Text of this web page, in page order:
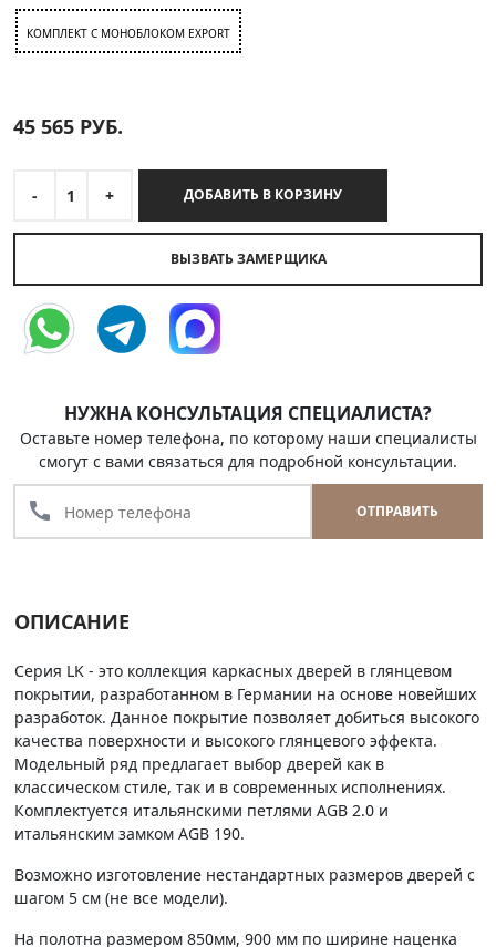
КОМПЛЕКТ C МОНОБЛОКОМ EXPORT
45 565 РУБ.
- 1 + ДОБАВИТЬ В КОРЗИНУ
ВЫЗВАТЬ ЗАМЕРЩИКА
НУЖНА КОНСУЛЬТАЦИЯ СПЕЦИАЛИСТА?
Оставьте номер телефона, по которому наши специалисты
смогут с вами связаться для подробной консультации.
call ОТПРАВИТЬ
ОПИСАНИЕ
Серия LK - это коллекция каркасных дверей в глянцевом
покрытии, разработанном в Германии на основе новейших
разработок. Данное покрытие позволяет добиться высокого
качества поверхности и высокого глянцевого эффекта.
Модельный ряд предлагает выбор дверей как в
классическом стиле, так и в современных исполнениях.
Комплектуется итальянскими петлями AGB 2.0 и
итальянским замком AGB 190.
Возможно изготовление нестандартных размеров дверей с
шагом 5 см (не все модели).
На полотна размером 850мм, 900 мм по ширине наценка